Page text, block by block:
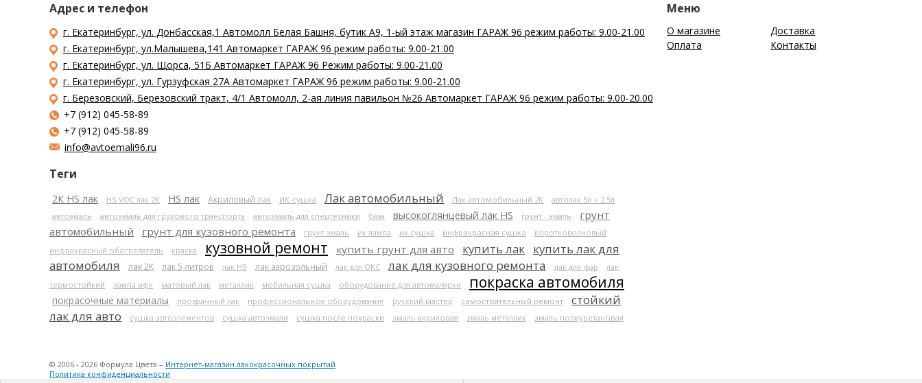
Адрес и телефон
г. Екатеринбург, ул. Донбасская,1 Автомолл Белая Башня, бутик А9, 1-ый этаж магазин ГАРАЖ 96 режим работы: 9.00-21.00
г. Екатеринбург, ул.Малышева,141 Автомаркет ГАРАЖ 96 режим работы: 9.00-21.00
г. Екатеринбург, ул. Щорса, 51Б Автомаркет ГАРАЖ 96 Режим работы: 9.00-21.00
г. Екатеринбург, ул. Гурзуфская 27А Автомаркет ГАРАЖ 96 режим работы: 9.00-21.00
г. Березовский, Березовский тракт, 4/1 Автомолл, 2-ая линия павильон №26 Автомаркет ГАРАЖ 96 режим работы: 9.00-20.00
+7 (912) 045-58-89
+7 (912) 045-58-89
info@avtoemali96.ru
Теги
2К HS лак HS VOC лак 2К HS лак Акриловый лак ИК-сушка Лак автомобильный Лак автомобильный 2К
автолак 5л + 2.5л
автоэмаль
автоэмаль для грузового транспорта автоэмаль для спецтехники база высокоглянцевый лак HS грунт - эмаль
грунт
автомобильный
грунт для кузовного ремонта грунт эмаль ик лампа ик сушка инфракрасная сушка
коротковолновый
инфракрасный обогреватель
краска кузовной ремонт купить грунт для авто купить лак купить лак для
автомобиля
лак 2К лак 5 литров лак HS лак аэрозольный лак для ОКС лак для кузовного ремонта лак для фар
лак
термостойкий
лампа ифк матовый лак металлик мобильная сушка оборудование для автомалярки покраска автомобиля
покрасочные материалы прозрачный лак профессиональное оборудование русский мастер самостоятельный ремонт
стойкий
лак для авто
сушка автоэлементов сушка автоэмали сушка после покраски эмаль акриловая эмаль металлик эмаль полиуретановая
Меню
О магазине
Доставка
Оплата
Контакты
© 2006 - 2026 Формула Цвета – Интернет-магазин лакокрасочных покрытий
Политика конфиденциальности